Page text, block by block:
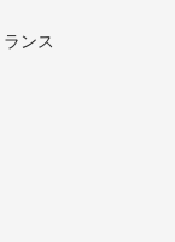
ンス